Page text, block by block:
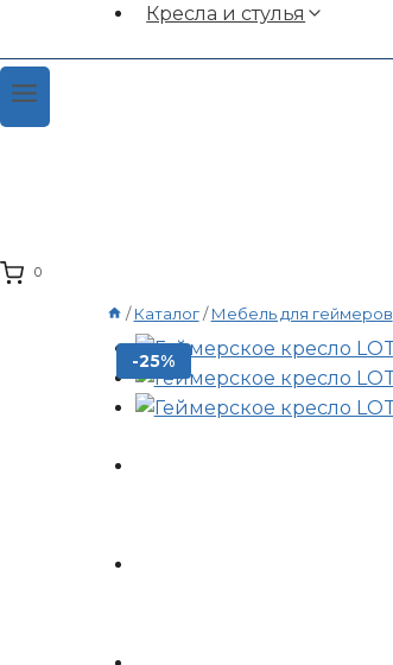
Кресла и стулья
0
/ Каталог / Мебель для геймеров
-25%